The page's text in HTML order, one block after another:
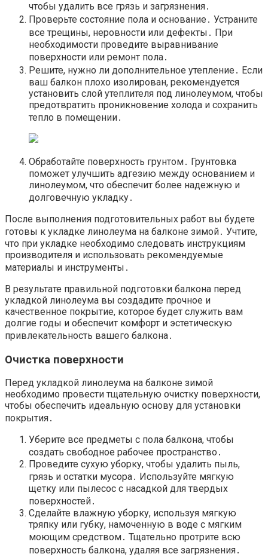
чтобы удалить все грязь и загрязнения․
Проверьте состояние пола и основание․ Устраните
все трещины, неровности или дефекты․ При
необходимости проведите выравнивание
поверхности или ремонт пола․
Решите, нужно ли дополнительное утепление․ Если
ваш балкон плохо изолирован, рекомендуется
установить слой утеплителя под линолеумом, чтобы
предотвратить проникновение холода и сохранить
тепло в помещении․
Обработайте поверхность грунтом․ Грунтовка
поможет улучшить адгезию между основанием и
линолеумом, что обеспечит более надежную и
долговечную укладку․
После выполнения подготовительных работ вы будете
готовы к укладке линолеума на балконе зимой․ Учтите,
что при укладке необходимо следовать инструкциям
производителя и использовать рекомендуемые
материалы и инструменты․
В результате правильной подготовки балкона перед
укладкой линолеума вы создадите прочное и
качественное покрытие, которое будет служить вам
долгие годы и обеспечит комфорт и эстетическую
привлекательность вашего балкона․
Очистка поверхности
Перед укладкой линолеума на балконе зимой
необходимо провести тщательную очистку поверхности,
чтобы обеспечить идеальную основу для установки
покрытия․
Уберите все предметы с пола балкона, чтобы
создать свободное рабочее пространство․
Проведите сухую уборку, чтобы удалить пыль,
грязь и остатки мусора․ Используйте мягкую
щетку или пылесос с насадкой для твердых
поверхностей․
Сделайте влажную уборку, используя мягкую
тряпку или губку, намоченную в воде с мягким
моющим средством․ Тщательно протрите всю
поверхность балкона, удаляя все загрязнения․